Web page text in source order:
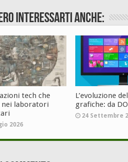
interessarti anche:
tech che
nei laboratori
2026
L’evoluzione
grafiche: da
24 Settembre